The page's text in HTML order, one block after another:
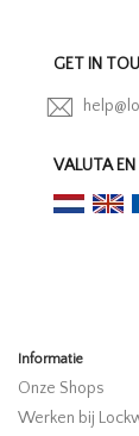
GET IN
VALUTA EN
Informatie
Onze Shops
Werken bij